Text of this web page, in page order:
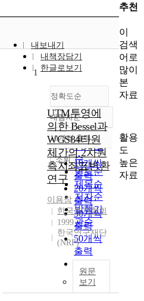
내보내기
내책장담기
한글로보기
정확도순
정확도
순
인기도
순
연도순
제목순
저자순
발행기
관순
내림차순
내림차순
10개씩 출력
10개씩
출력
20개씩
출력
30개씩
출력
50개씩
출력
출력
조회
1
UTM투영에
의한 Bessel과
WGS84타원
체간의 2차원
측지좌표변환
연구
이용창
한국측지학회
1999
한국연구재단
(NRF)
원문
보기
추천
이
검색
어로
많이
본
자료
활용
도
높은
자료